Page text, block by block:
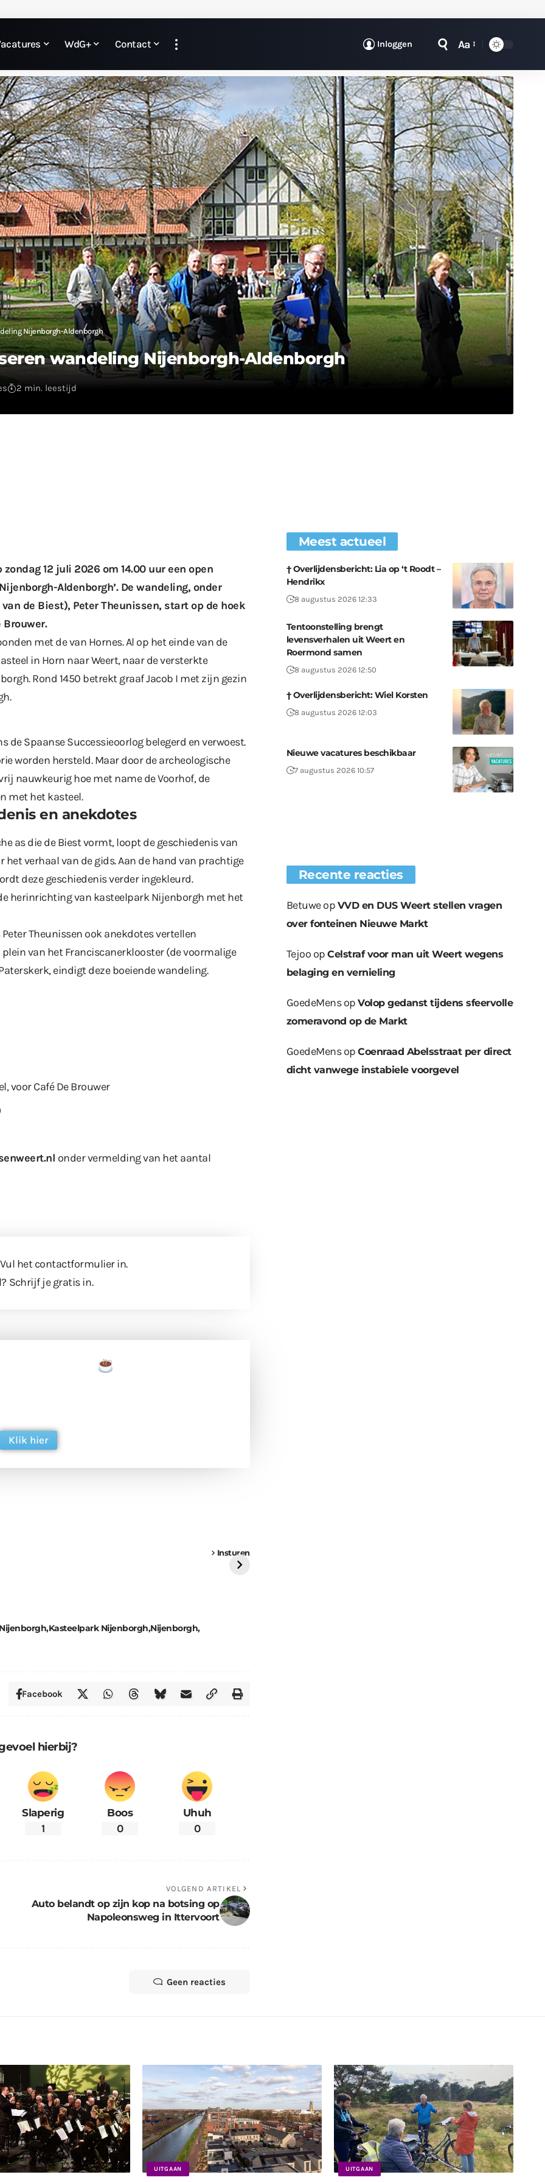
WdG+ Contact Inloggen Aa
Nijenborgh-Aldenborgh
wandeling Nijenborgh-Aldenborgh
2 min. leestijd
12 juli 2026 om 14.00 uur een open
Aldenborgh’. De wandeling, onder
de Biest), Peter Theunissen, start op de hoek
met de van Hornes. Al op het einde van de
in Horn naar Weert, naar de versterkte
Rond 1450 betrekt graaf Jacob I met zijn gezin
Spaanse Successieoorlog belegerd en verwoest.
worden hersteld. Maar door de archeologische
nauwkeurig hoe met name de Voorhof, de
met het kasteel.
en anekdotes
as die de Biest vormt, loopt de geschiedenis van
het verhaal van de gids. Aan de hand van prachtige
deze geschiedenis verder ingekleurd.
herinrichting van kasteelpark Nijenborgh met het
Theunissen ook anekdotes vertellen
plein van het Franciscanerklooster (de voormalige
eindigt deze boeiende wandeling.
voor Café De Brouwer
onder vermelding van het aantal
het contactformulierin.
Schrijf je gratis in.
Klik hier
Insturen
Kasteelpark Nijenborgh Nijenborgh
Facebook
hierbij?
Slaperig
1
Boos
0
Uhuh
0
VOLGEND ARTIKEL
Auto belandt op zijn kop na botsing op
Napoleonsweg in Ittervoort
Geen reacties
Meest actueel
† Overlijdensbericht: Lia op ‘t Roodt –
Hendrikx
8 augustus 2026 12:33
Tentoonstelling brengt
levensverhalen uit Weert en
Roermond samen
8 augustus 2026 12:50
† Overlijdensbericht: Wiel Korsten
8 augustus 2026 12:03
Nieuwe vacatures beschikbaar
7 augustus 2026 10:57
Recente reacties
Betuweop VVD en DUS Weert stellen vragen
over fonteinen Nieuwe Markt
Tejoo opCelstraf voor man uit Weert wegens
belaging en vernieling
GoedeMensopVolop gedanst tijdens sfeervolle
zomeravond op de Markt
GoedeMensopCoenraad Abelsstraat per direct
dicht vanwege instabiele voorgevel
UITGAAN UITGAAN